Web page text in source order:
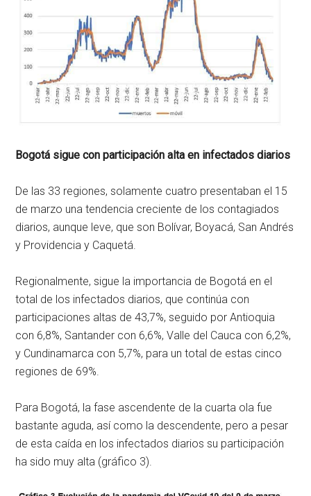
Bogotá sigue con participación alta en infectados diarios
De las 33 regiones, solamente cuatro presentaban el 15
de marzo una tendencia creciente de los contagiados
diarios, aunque leve, que son Bolívar, Boyacá, San Andrés
y Providencia y Caquetá.
Regionalmente, sigue la importancia de Bogotá en el
total de los infectados diarios, que continúa con
participaciones altas de 43,7%, seguido por Antioquia
con 6,8%, Santander con 6,6%, Valle del Cauca con 6,2%,
y Cundinamarca con 5,7%, para un total de estas cinco
regiones de 69%.
Para Bogotá, la fase ascendente de la cuarta ola fue
bastante aguda, así como la descendente, pero a pesar
de esta caída en los infectados diarios su participación
ha sido muy alta (gráfico 3).